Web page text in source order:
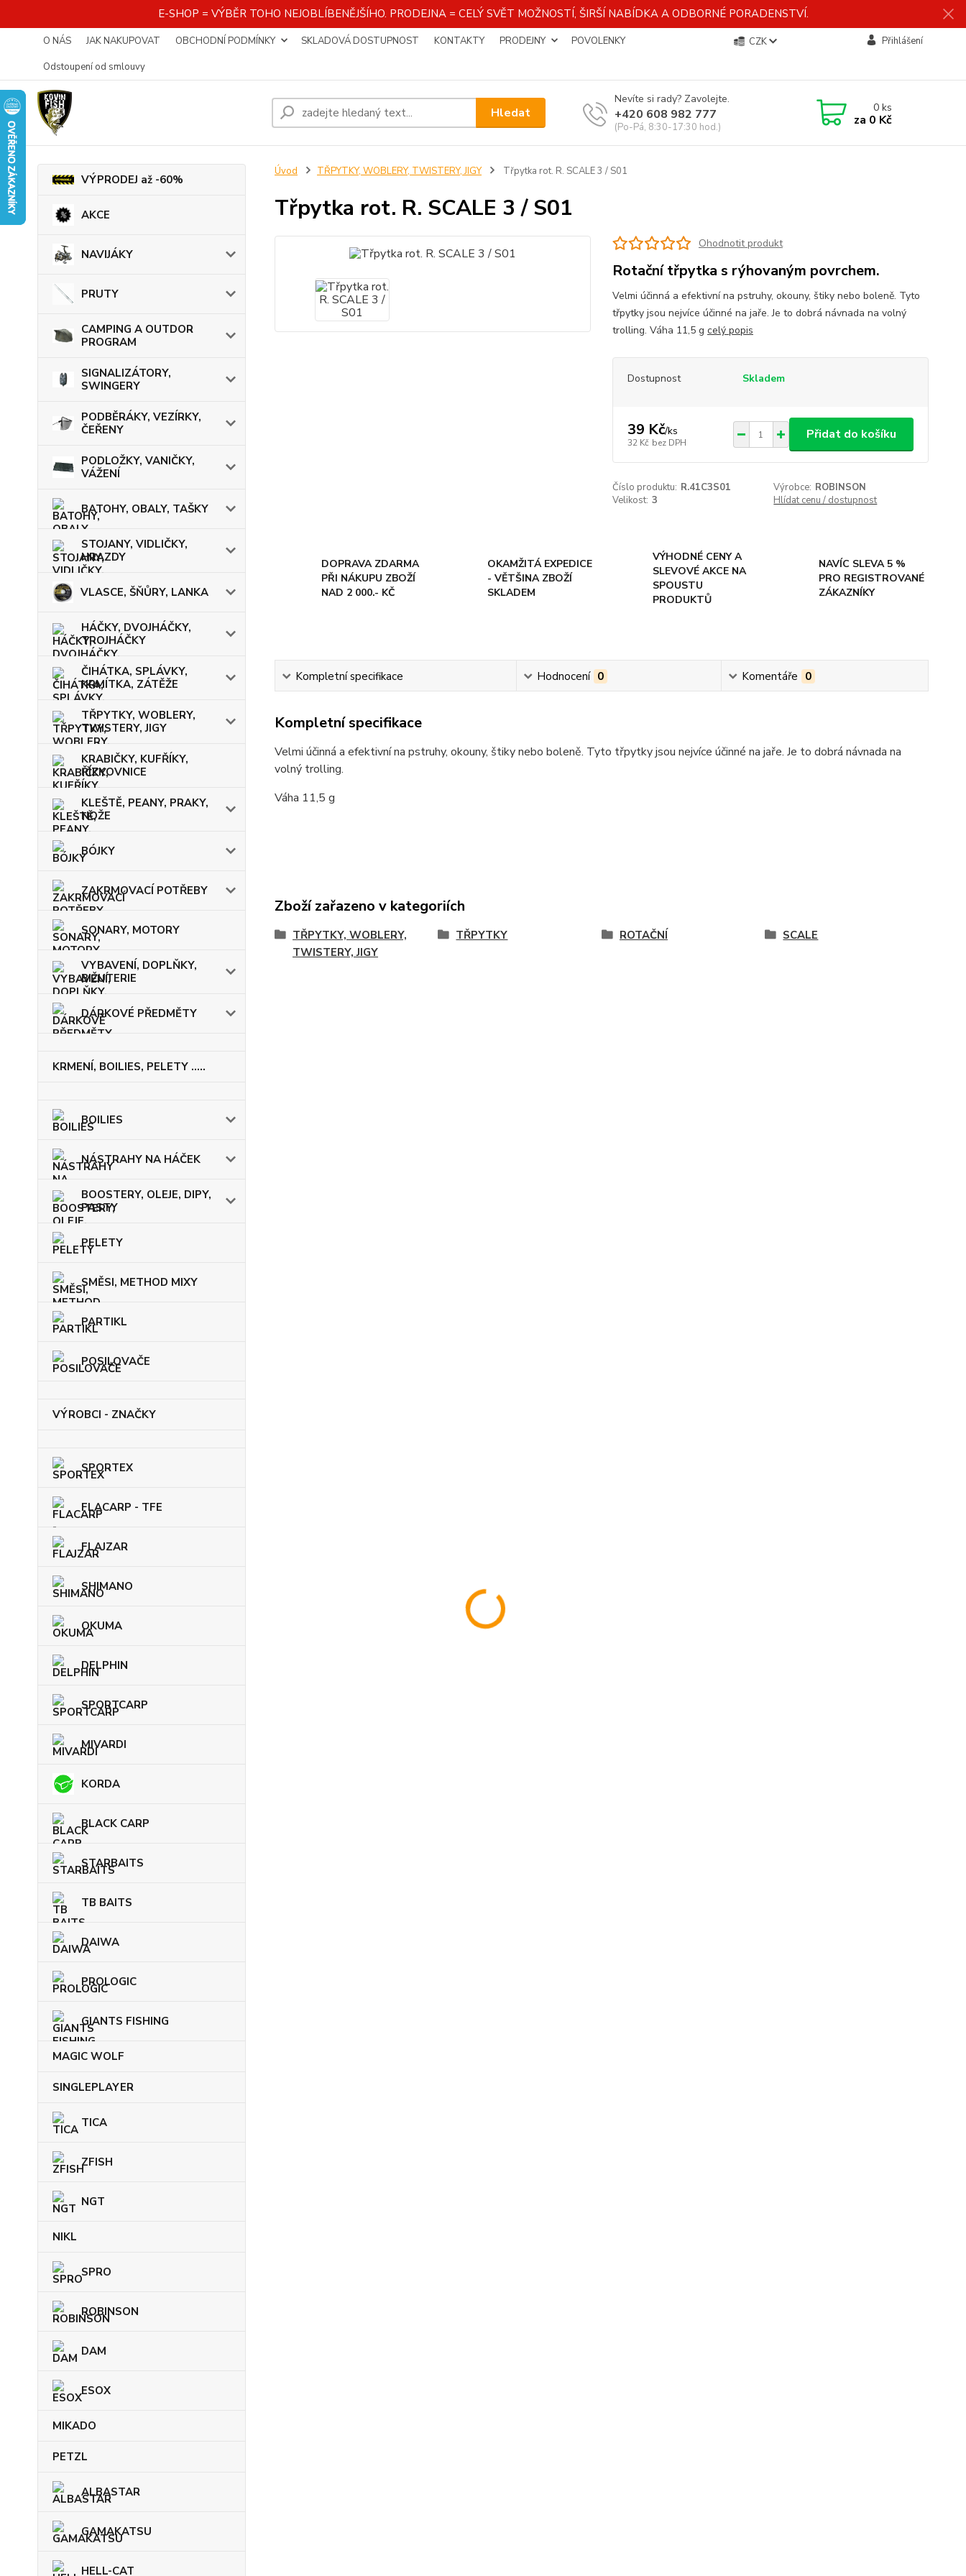
E-SHOP = VÝBĚR TOHO NEJOBLÍBENĚJŠÍHO. PRODEJNA = CELÝ SVĚT MOŽNOSTÍ, ŠIRŠÍ NABÍDKA A ODBORNÉ PORADENSTVÍ.
O NÁS JAK NAKUPOVAT OBCHODNÍ PODMÍNKY SKLADOVÁ DOSTUPNOST KONTAKTY PRODEJNY
POVOLENKY
Odstoupení od smlouvy
CZK Přihlášení
Hledat
Nevíte si rady? Zavolejte.
+420 608 982 777
(Po-Pá, 8:30-17:30 hod.)
0ks
za 0 Kč
VÝPRODEJ až -60%
AKCE
NAVIJÁKY
PRUTY
CAMPING A OUTDOR
PROGRAM
SIGNALIZÁTORY,
SWINGERY
PODBĚRÁKY, VEZÍRKY,
ČEŘENY
PODLOŽKY, VANIČKY,
VÁŽENÍ
BATOHY, OBALY, TAŠKY
STOJANY, VIDLIČKY,
HRAZDY
VLASCE, ŠŇŮRY, LANKA
HÁČKY, DVOJHÁČKY,
TROJHÁČKY
ČIHÁTKA, SPLÁVKY,
KRMÍTKA, ZÁTĚŽE
TŘPYTKY, WOBLERY,
TWISTERY, JIGY
KRABIČKY, KUFŘÍKY,
ŘÍZKOVNICE
KLEŠTĚ, PEANY, PRAKY,
NOŽE
BÓJKY
ZAKRMOVACÍ POTŘEBY
SONARY, MOTORY
VYBAVENÍ, DOPLŇKY,
BIŽUTERIE
DÁRKOVÉ PŘEDMĚTY
KRMENÍ, BOILIES, PELETY .....
BOILIES
NÁSTRAHY NA HÁČEK
BOOSTERY, OLEJE, DIPY,
PASTY
PELETY
SMĚSI, METHOD MIXY
PARTIKL
POSILOVAČE
VÝROBCI - ZNAČKY
SPORTEX
FLACARP - TFE
FLAJZAR
SHIMANO
OKUMA
DELPHIN
SPORTCARP
MIVARDI
KORDA
BLACK CARP
STARBAITS
TB BAITS
DAIWA
PROLOGIC
GIANTS FISHING
MAGIC WOLF
SINGLEPLAYER
TICA
ZFISH
NGT
NIKL
SPRO
ROBINSON
DAM
ESOX
MIKADO
PETZL
ALBASTAR
GAMAKATSU
HELL-CAT
Úvod TŘPYTKY, WOBLERY, TWISTERY, JIGY Třpytka rot. R. SCALE 3 / S01
Třpytka rot. R. SCALE 3 / S01
Ohodnotit produkt
Rotační třpytka s rýhovaným povrchem.
Velmi účinná a efektivní na pstruhy, okouny, štiky nebo boleně. Tyto
třpytky jsou nejvíce účinné na jaře. Je to dobrá návnada na volný
trolling. Váha 11,5 g celý popis
Dostupnost Skladem
39 Kč/ks
32 Kč bez DPH
Přidat do košíku
Číslo produktu: R.41C3S01 Výrobce: ROBINSON
Velikost: 3 Hlídat cenu / dostupnost
DOPRAVA ZDARMA
PŘI NÁKUPU ZBOŽÍ
NAD 2 000.- KČ
OKAMŽITÁ EXPEDICE
- VĚTŠINA ZBOŽÍ
SKLADEM
VÝHODNÉ CENY A
SLEVOVÉ AKCE NA
SPOUSTU
PRODUKTŮ
NAVÍC SLEVA 5 %
PRO REGISTROVANÉ
ZÁKAZNÍKY
Kompletní specifikace Hodnocení 0 Komentáře 0
Kompletní specifikace
Velmi účinná a efektivní na pstruhy, okouny, štiky nebo boleně. Tyto třpytky jsou nejvíce účinné na jaře. Je to dobrá návnada na
volný trolling.
Váha 11,5 g
Zboží zařazeno v kategoriích
TŘPYTKY, WOBLERY,
TWISTERY, JIGY
TŘPYTKY ROTAČNÍ SCALE